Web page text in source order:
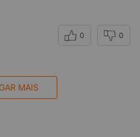
0 0
MAIS